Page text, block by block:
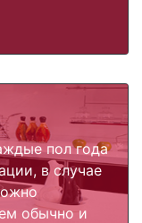
пол года
в случае
обычно и